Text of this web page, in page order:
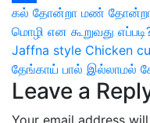
Share
Post
navigation
கல் தோன்றா மண் தோன்றா
மொழி என கூறுவது
Jaffna style Chicken
தேங்காய் பால் இல்லாமல்
Leave a
Your email address